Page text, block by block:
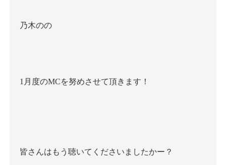
乃木のの
1 月度のMCを努めさせて頂きます！
皆さんはもう聴いてくださいましたかー？